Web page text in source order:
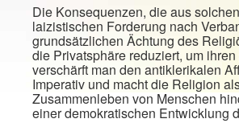
Die Konsequenzen, die aus
laizistischen Forderung nach
grundsätzlichen Ächtung des
die Privatsphäre reduziert, um
verschärft man den antiklerikalen
Imperativ und macht die Religion
Zusammenleben von Menschen
einer demokratischen Entwicklung